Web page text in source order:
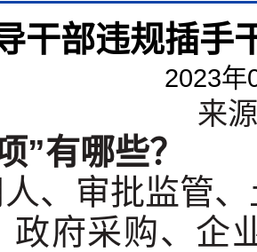
干部违规插手
2023
来
”有哪些？
、审批监管
政府采购、企